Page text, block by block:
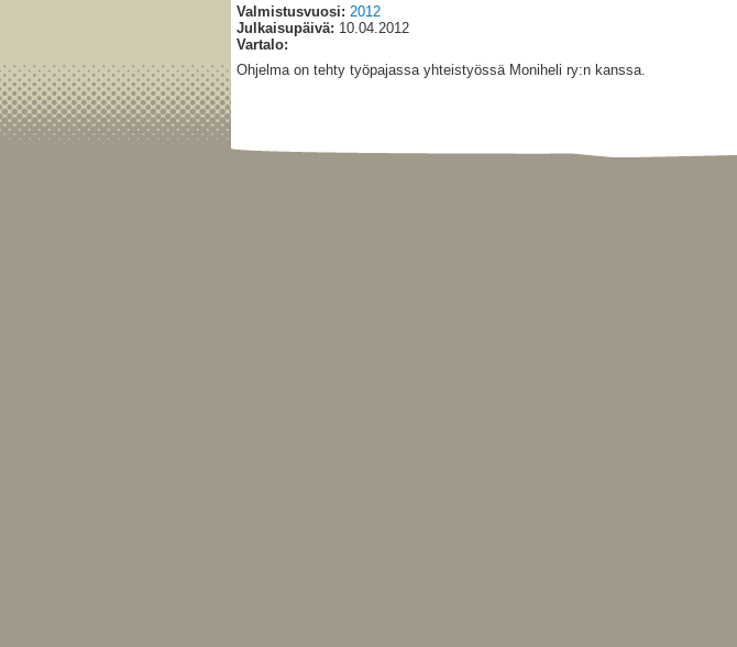
Valmistusvuosi: 2012
Julkaisupäivä: 10.04.2012
Vartalo:
Ohjelma on tehty työpajassa yhteistyössä Moniheli ry:n kanssa.